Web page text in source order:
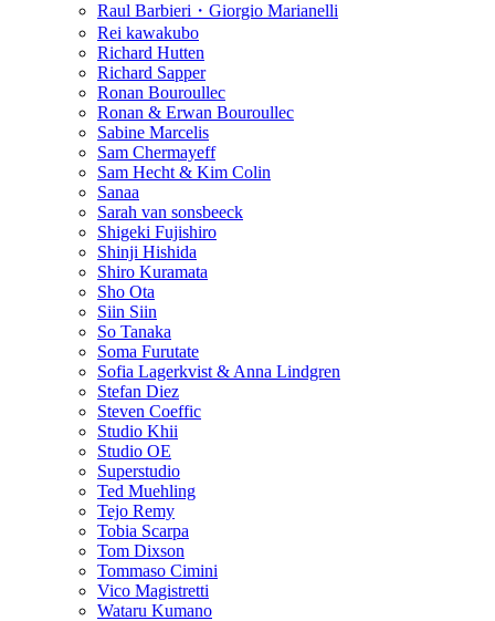
Raul Barbieri・Giorgio Marianelli
Rei kawakubo
Richard Hutten
Richard Sapper
Ronan Bouroullec
Ronan & Erwan Bouroullec
Sabine Marcelis
Sam Chermayeff
Sam Hecht & Kim Colin
Sanaa
Sarah van sonsbeeck
Shigeki Fujishiro
Shinji Hishida
Shiro Kuramata
Sho Ota
Siin Siin
So Tanaka
Soma Furutate
Sofia Lagerkvist & Anna Lindgren
Stefan Diez
Steven Coeffic
Studio Khii
Studio OE
Superstudio
Ted Muehling
Tejo Remy
Tobia Scarpa
Tom Dixson
Tommaso Cimini
Vico Magistretti
Wataru Kumano